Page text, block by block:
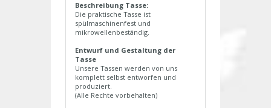
Beschreibung Tasse:
Die praktische Tasse ist
spülmaschinenfest und
mikrowellenbeständig.
Entwurf und Gestaltung der
Tasse
Unsere Tassen werden von uns
komplett selbst entworfen und
produziert.
(Alle Rechte vorbehalten)